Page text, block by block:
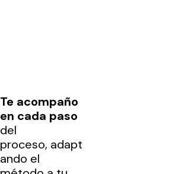
Te acompaño
en cada paso
del
proceso, adapt
ando el